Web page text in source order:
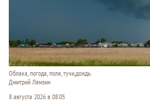
Облака, погода, поля, тучи,дождь.
Дмитрий Лямзин
8 августа 2026 в 08:05